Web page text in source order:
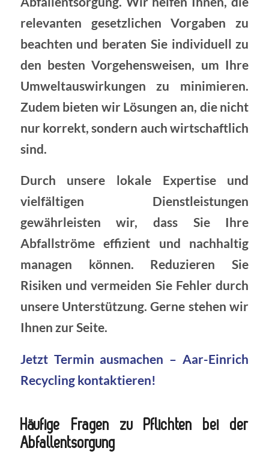
relevanten gesetzlichen Vorgaben zu
beachten und beraten Sie individuell zu
den besten Vorgehensweisen, um Ihre
Umweltauswirkungen zu minimieren.
Zudem bieten wir Lösungen an, die nicht
nur korrekt, sondern auch wirtschaftlich
sind.
Durch unsere lokale Expertise und
vielfältigen Dienstleistungen
gewährleisten wir, dass Sie Ihre
Abfallströme effizient und nachhaltig
managen können. Reduzieren Sie
Risiken und vermeiden Sie Fehler durch
unsere Unterstützung. Gerne stehen wir
Ihnen zur Seite.
Jetzt Termin ausmachen – Aar-Einrich
Recycling kontaktieren!
Häufige Fragen zu Pflichten bei der
Abfallentsorgung